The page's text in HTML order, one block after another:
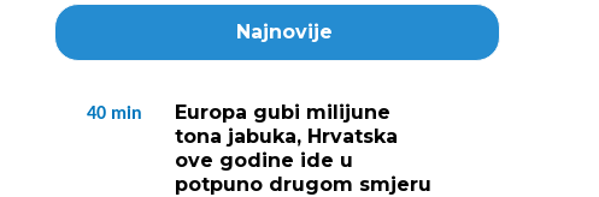
Najnovije
40 min
Europa gubi milijune
tona jabuka, Hrvatska
ove godine ide u
potpuno drugom smjeru